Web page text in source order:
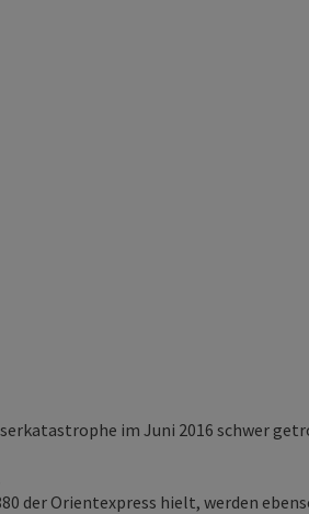
im Juni 2016 schwer
der Orientexpress hielt, werden